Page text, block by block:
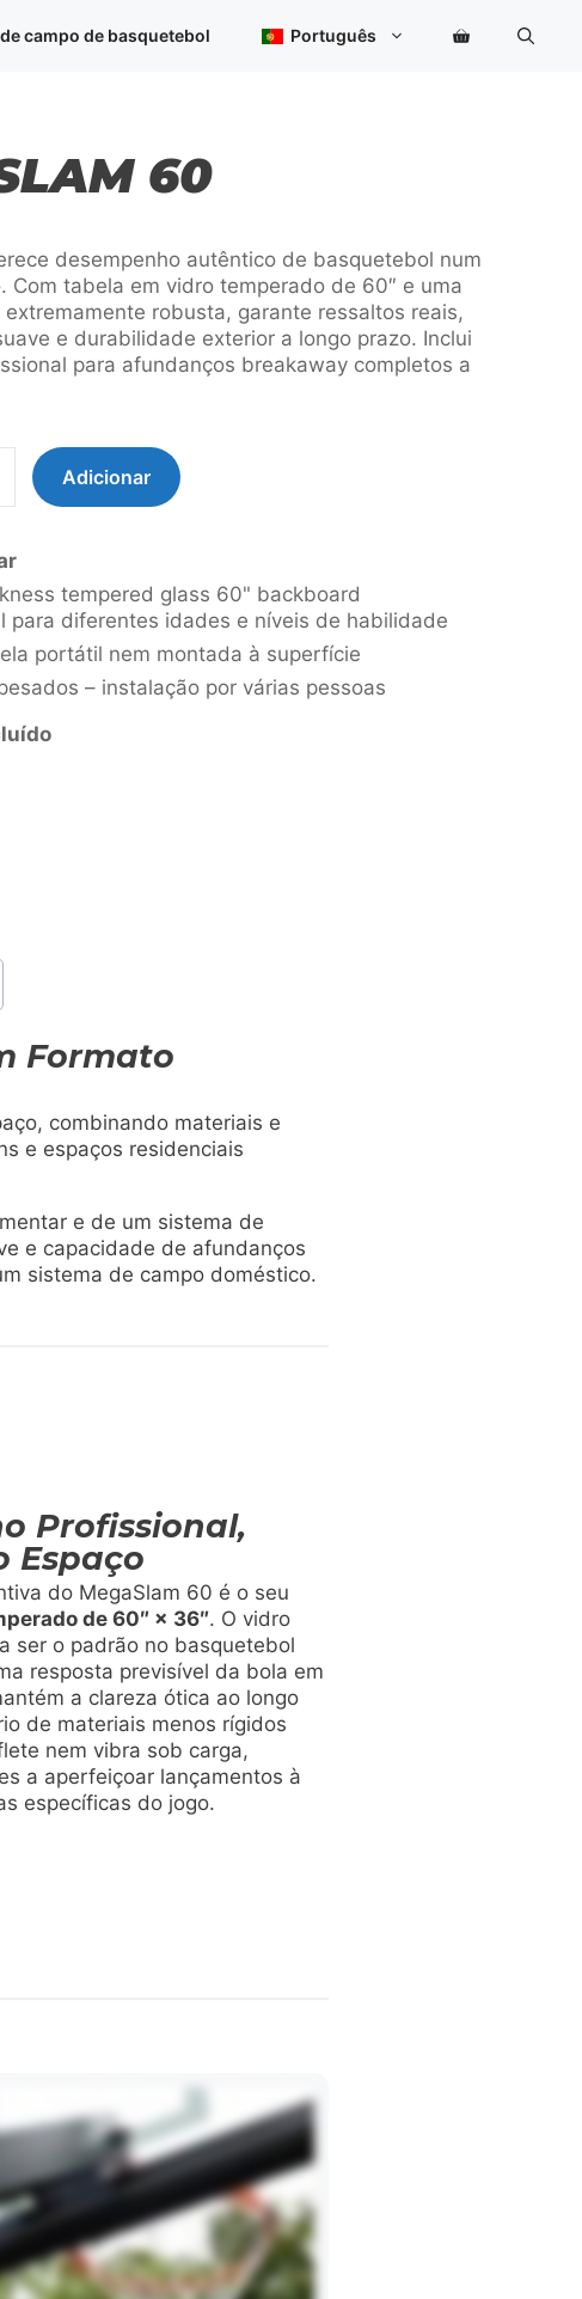
campo de basquetebol Português
60
desempenho autêntico de basquetebol num
Com tabela em vidro temperado de 60″ e uma
robusta, garante ressaltos reais,
e durabilidade exterior a longo prazo. Inclui
para afundanços breakaway completos a
Adicionar
tempered glass 60" backboard
para diferentes idades e níveis de habilidade
portátil nem montada à superfície
– instalação por várias pessoas
Formato
combinando materiais e
e espaços residenciais
e de um sistema de
e capacidade de afundanços
sistema de campo doméstico.
Profissional,
Espaço
do MegaSlam 60 é o seu
de 60″ × 36″. O vidro
ser o padrão no basquetebol
resposta previsível da bola em
a clareza ótica ao longo
de materiais menos rígidos
nem vibra sob carga,
a aperfeiçoar lançamentos à
específicas do jogo.